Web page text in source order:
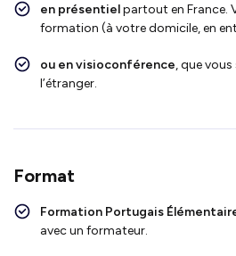
en présentielpartout en France.
formation (à votre domicile, en
ou en visioconférence, que vous
l’étranger.
Format
Formation Portugais
avec un formateur.